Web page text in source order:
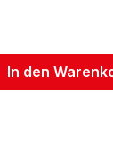
In den